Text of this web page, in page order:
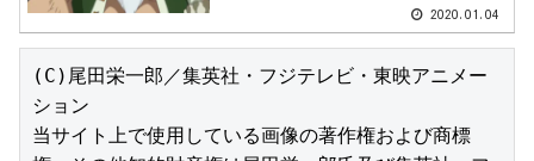
2020.01.04
(C)尾田栄一郎／集英社・フジテレビ・東映アニメー
ション
当サイト上で使用している画像の著作権および商標